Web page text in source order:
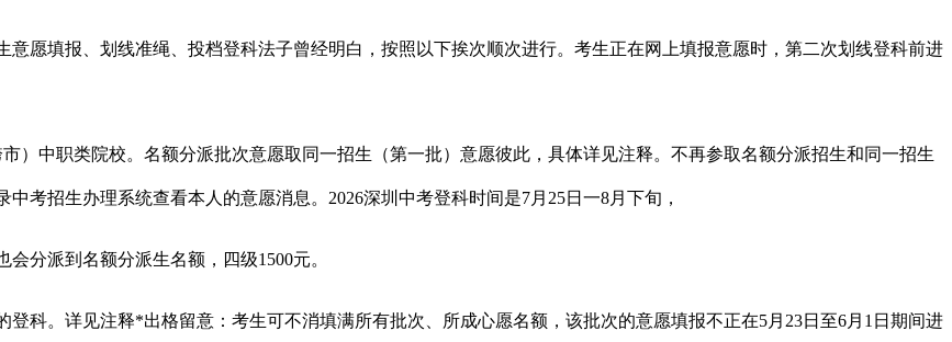
填报、划线准绳、投档登科法子曾经明白，按照以下挨次顺次进行。考生正在网上填报意愿时，第二次划线登科前进
中职类院校。名额分派批次意愿取同一招生（第一批）意愿彼此，具体详见注释。不再参取名额分派招生和同一招生
考招生办理系统查看本人的意愿消息。2026深圳中考登科时间是7月25日一8月下旬，
分派到名额分派生名额，四级1500元。
。详见注释*出格留意：考生可不消填满所有批次、所成心愿名额，该批次的意愿填报不正在5月23日至6月1日期间进